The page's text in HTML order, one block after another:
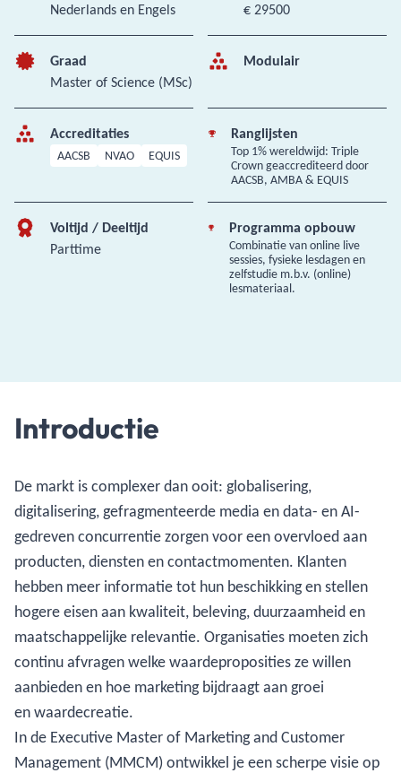
Nederlands en Engels
€ 29500
Graad
Master of Science (MSc)
Modulair
Accreditaties
AACSB NVAO EQUIS
Ranglijsten
Top 1% wereldwijd: Triple
Crown geaccrediteerd door
AACSB, AMBA & EQUIS
Voltijd / Deeltijd
Parttime
Programma opbouw
Combinatie van online live
sessies, fysieke lesdagen en
zelfstudie m.b.v. (online)
lesmateriaal.
Introductie
De markt is complexer dan ooit: globalisering,
digitalisering, gefragmenteerde media en data- en AI-
gedreven concurrentie zorgen voor een overvloed aan
producten, diensten en contactmomenten. Klanten
hebben meer informatie tot hun beschikking en stellen
hogere eisen aan kwaliteit, beleving, duurzaamheid en
maatschappelijke relevantie. Organisaties moeten zich
continu afvragen welke waardeproposities ze willen
aanbieden en hoe marketing bijdraagt aan groei
en waardecreatie.
In de Executive Master of Marketing and Customer
Management (MMCM) ontwikkel je een scherpe visie op